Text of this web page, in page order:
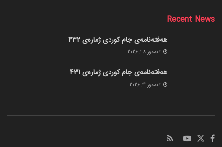
Recent News
هەفتەنامەی جام کوردی ژمارەی 432
ته‌مموز 28, 2026
هەفتەنامەی جام کوردی ژمارەی 431
ته‌مموز 14, 2026